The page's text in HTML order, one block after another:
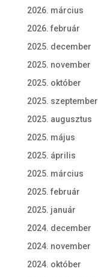
2026. március
2026. február
2025. december
2025. november
2025. október
2025. szeptember
2025. augusztus
2025. május
2025. április
2025. március
2025. február
2025. január
2024. december
2024. november
2024. október